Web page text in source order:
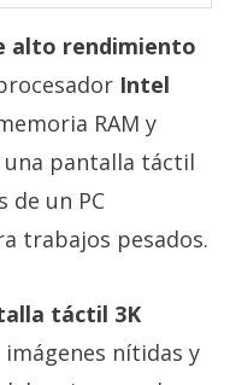
alto rendimiento
Intel
RAM y
una pantalla táctil
de un PC
trabajos pesados.
táctil 3K
nítidas y